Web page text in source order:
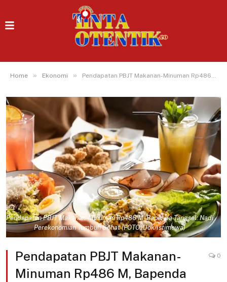
Home » Ekonomi » Pendapatan PBJT Makanan-Minuman Rp486 M, Bapenda Tangsel: Nadi Perekonomian Tumbuh Sehat
Pendapatan PBJT Makanan-Minuman Rp486 M, Bapenda Tangsel: Nadi
Perekonomian Tumbuh Sehat (FOTO: Dok/Istimewa)
Pendapatan PBJT Makanan-
Minuman Rp486 M, Bapenda
0